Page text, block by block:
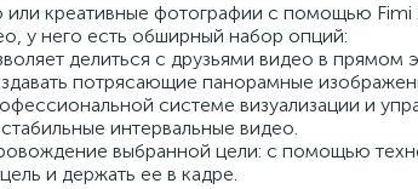
креативные фотографии с помощью
у него есть обширный набор опций:
делиться с друзьями видео в прямом
потрясающие панорамные
системе визуализации и
интервальные видео.
выбранной цели: с помощью
и держать ее в кадре.